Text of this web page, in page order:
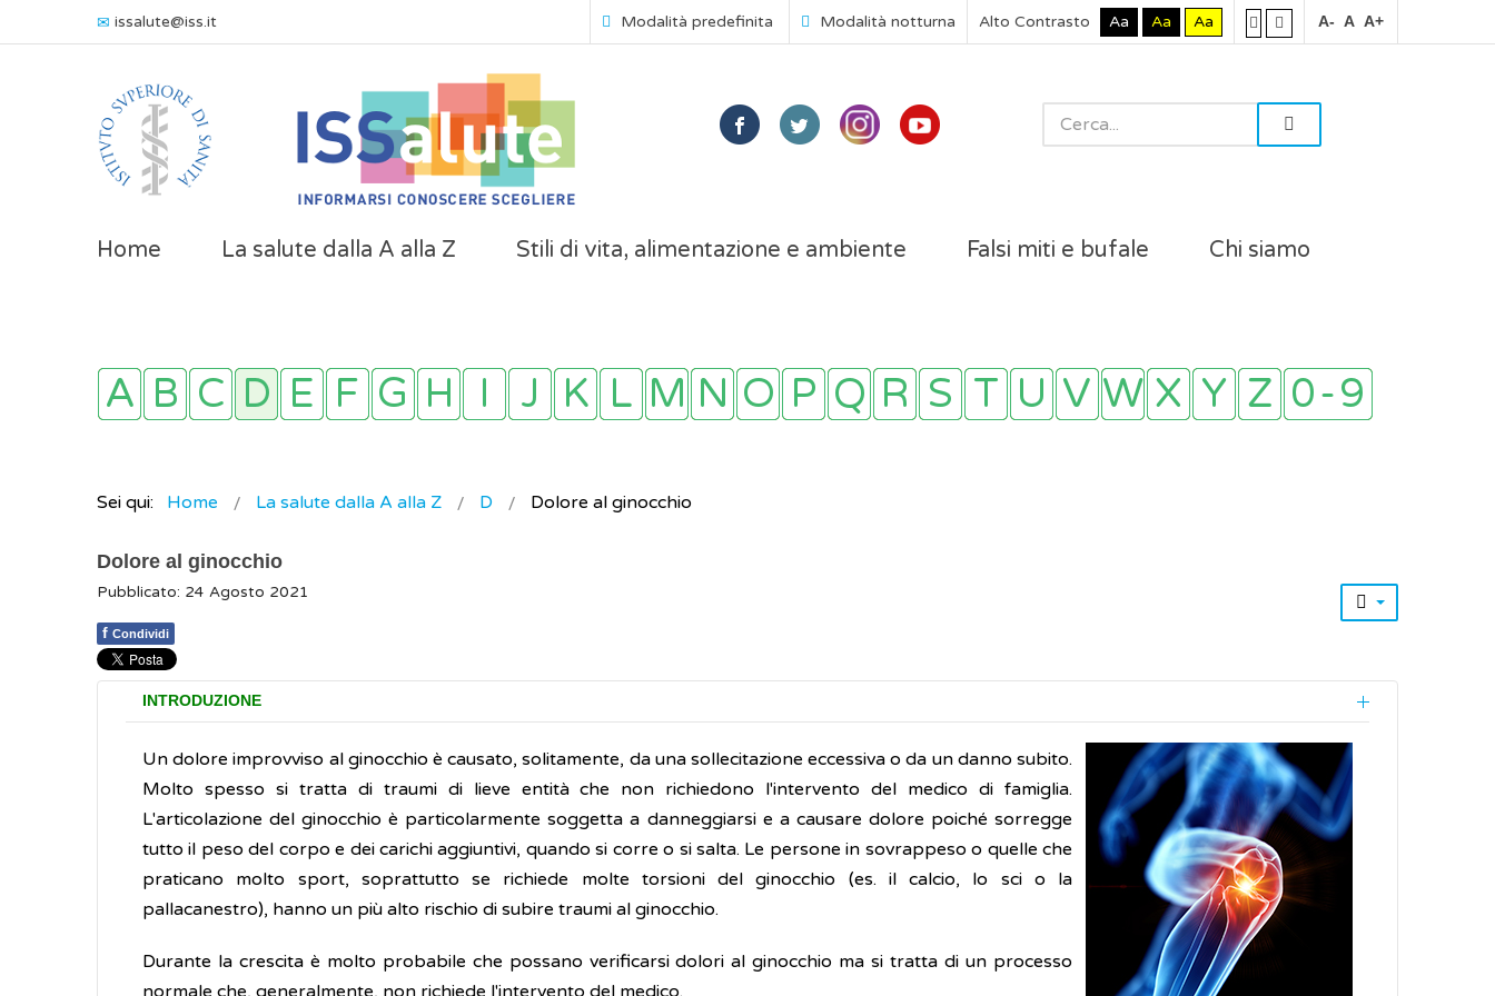
issalute@iss.it Modalità predefinita Modalità notturna Alto Contrasto Aa Aa Aa A- A A+
Home La salute dalla A alla Z Stili di vita, alimentazione e ambiente Falsi miti e bufale Chi siamo
Sei qui: Home La salute dalla A alla Z D Dolore al ginocchio
Dolore al ginocchio
Pubblicato: 24 Agosto 2021
f Condividi
INTRODUZIONE
Un dolore improvviso al ginocchio è causato, solitamente, da una sollecitazione eccessiva o da un danno subito.
Molto spesso si tratta di traumi di lieve entità che non richiedono l'intervento del medico di famiglia.
L'articolazione del ginocchio è particolarmente soggetta a danneggiarsi e a causare dolore poiché sorregge
tutto il peso del corpo e dei carichi aggiuntivi, quando si corre o si salta. Le persone in sovrappeso o quelle che
praticano molto sport, soprattutto se richiede molte torsioni del ginocchio (es. il calcio, lo sci o la
pallacanestro), hanno un più alto rischio di subire traumi al ginocchio.
Durante la crescita è molto probabile che possano verificarsi dolori al ginocchio ma si tratta di un processo
normale che, generalmente, non richiede l'intervento del medico.